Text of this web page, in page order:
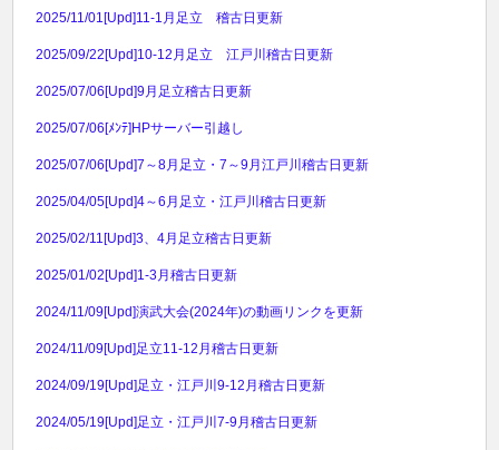
2025/11/01 [Upd]11-1月足立 稽古日更新
2025/09/22 [Upd]10-12月足立 江戸川稽古日更新
2025/07/06 [Upd]9月足立稽古日更新
2025/07/06 [ﾒﾝﾃ]HPサーバー引越し
2025/07/06 [Upd]7～8月足立・7～9月江戸川稽古日更新
2025/04/05[Upd]4～6月足立・江戸川稽古日更新
2025/02/11 [Upd]3、4月足立稽古日更新
2025/01/02 [Upd]1-3月稽古日更新
2024/11/09[Upd]演武大会(2024年)の動画リンクを更新
2024/11/09[Upd]足立11-12月稽古日更新
2024/09/19[Upd]足立・江戸川9-12月稽古日更新
2024/05/19[Upd]足立・江戸川7-9月稽古日更新